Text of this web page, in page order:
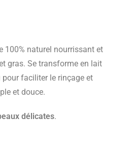
100% naturel nourrissant et
gras. Se transforme en lait
pour faciliter le rinçage et
et douce.
délicates.